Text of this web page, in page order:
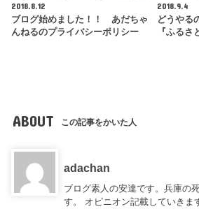
2018.8.12
ブログ始めました！！ あだちゃ
んねるのプライバシーポリシー
2018.9.4
どうやる
『ふるさ
ABOUT この記事をかいた人
adachan
ブログ素人の安達です。兵庫の
す。 オピニオン記載していきま